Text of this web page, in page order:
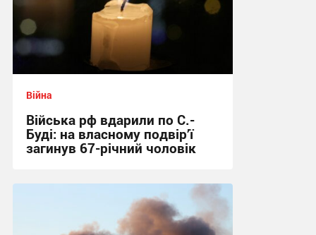
Війна
Війська рф вдарили по С.-
Буді: на власному подвір’ї
загинув 67-річний чоловік